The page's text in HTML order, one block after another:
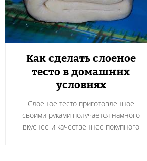
Как сделать слоеное
тесто в домашних
условиях
Слоеное тесто приготовленное
своими руками получается намного
вкуснее и качественнее покупного